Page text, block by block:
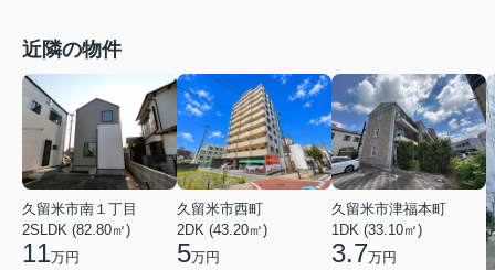
近隣の物件
久留米市南１丁目
2SLDK (82.80㎡)
11万円
久留米市西町
2DK (43.20㎡)
5万円
久留米市津福本町
1DK (33.10㎡)
3.7万円